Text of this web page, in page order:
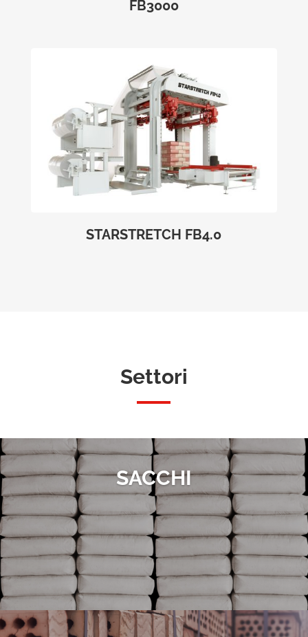
FB3000
STARSTRETCH FB4.0
Settori
SACCHI